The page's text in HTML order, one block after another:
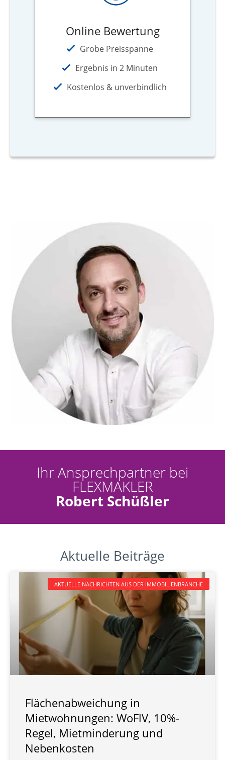
Online Bewertung
Grobe Preisspanne
Ergebnis in 2 Minuten
Kostenlos & unverbindlich
Ihr Ansprechpartner bei
FLEXMAKLER
Robert Schüßler
Aktuelle Beiträge
AKTUELLE NACHRICHTEN AUS DER IMMOBILIENBRANCHE
Flächenabweichung in
Mietwohnungen: WoFlV, 10%-
Regel, Mietminderung und
Nebenkosten